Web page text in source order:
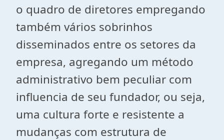
o quadro de diretores empregando
também vários sobrinhos
disseminados entre os setores da
empresa, agregando um método
administrativo bem peculiar com
influencia de seu fundador, ou seja,
uma cultura forte e resistente a
mudanças com estrutura de